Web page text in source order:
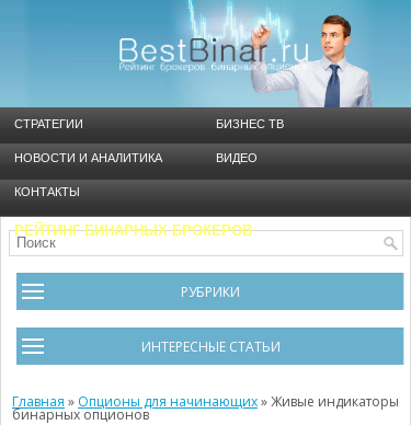
СТРАТЕГИИ БИЗНЕС ТВ
НОВОСТИ И АНАЛИТИКА ВИДЕО
КОНТАКТЫ
РЕЙТИНГ БИНАРНЫХ БРОКЕРОВ
РУБРИКИ
Брокеры
Видео
Инструменты
ИНТЕРЕСНЫЕ СТАТЬИ
Черный список брокеров
Главная » Опционы для начинающих»Живые индикаторы
бинарных опционов